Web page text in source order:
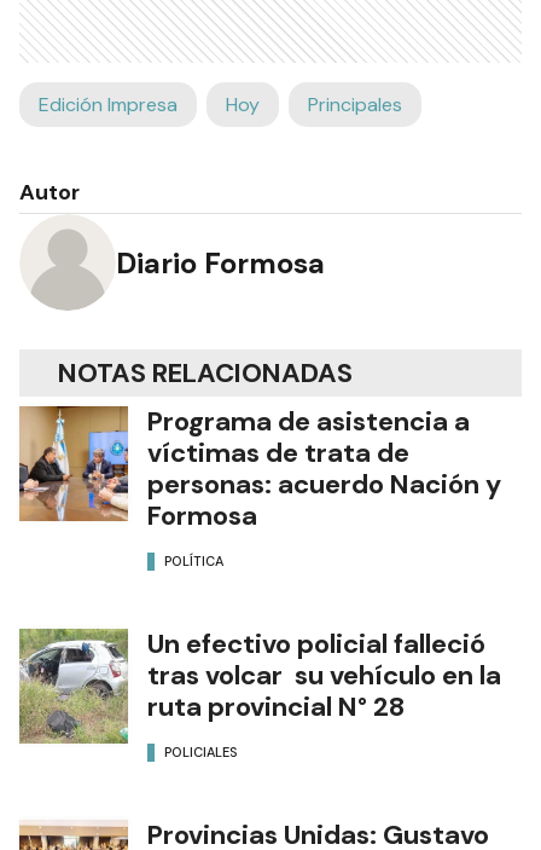
Edición Impresa Hoy Principales
Autor
Diario Formosa
NOTAS RELACIONADAS
Programa de asistencia a
víctimas de trata de
personas: acuerdo Nación y
Formosa
POLÍTICA
Un efectivo policial falleció
tras volcar su vehículo en la
ruta provincial N° 28
POLICIALES
Provincias Unidas: Gustavo